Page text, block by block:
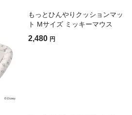
もっとひんやりクッションマッ
ト Mサイズ ミッキーマウス
2,480 円